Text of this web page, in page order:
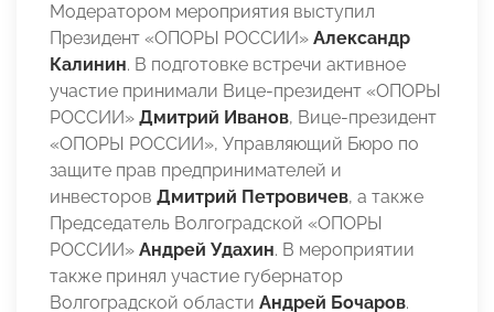
Модератором мероприятия выступил
Президент «ОПОРЫ РОССИИ» Александр
Калинин. В подготовке встречи активное
участие принимали Вице-президент «ОПОРЫ
РОССИИ» Дмитрий Иванов, Вице-президент
«ОПОРЫ РОССИИ», Управляющий Бюро по
защите прав предпринимателей и
инвесторов Дмитрий Петровичев, а также
Председатель Волгоградской «ОПОРЫ
РОССИИ» Андрей Удахин. В мероприятии
также принял участие губернатор
Волгоградской области Андрей Бочаров.